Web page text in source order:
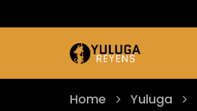
Home Yuluga